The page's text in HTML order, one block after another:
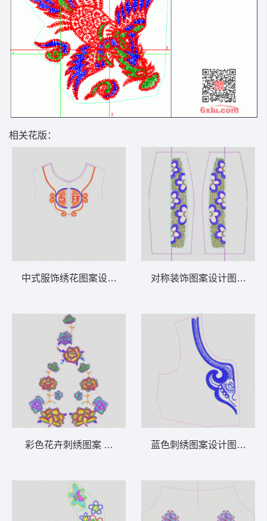
相关花版：
中式服饰绣花图案设计 吉祥民族
彩色花卉刺绣图案 花传统
对称装饰图案设计图 亮片
蓝色刺绣图案设计图 抽象